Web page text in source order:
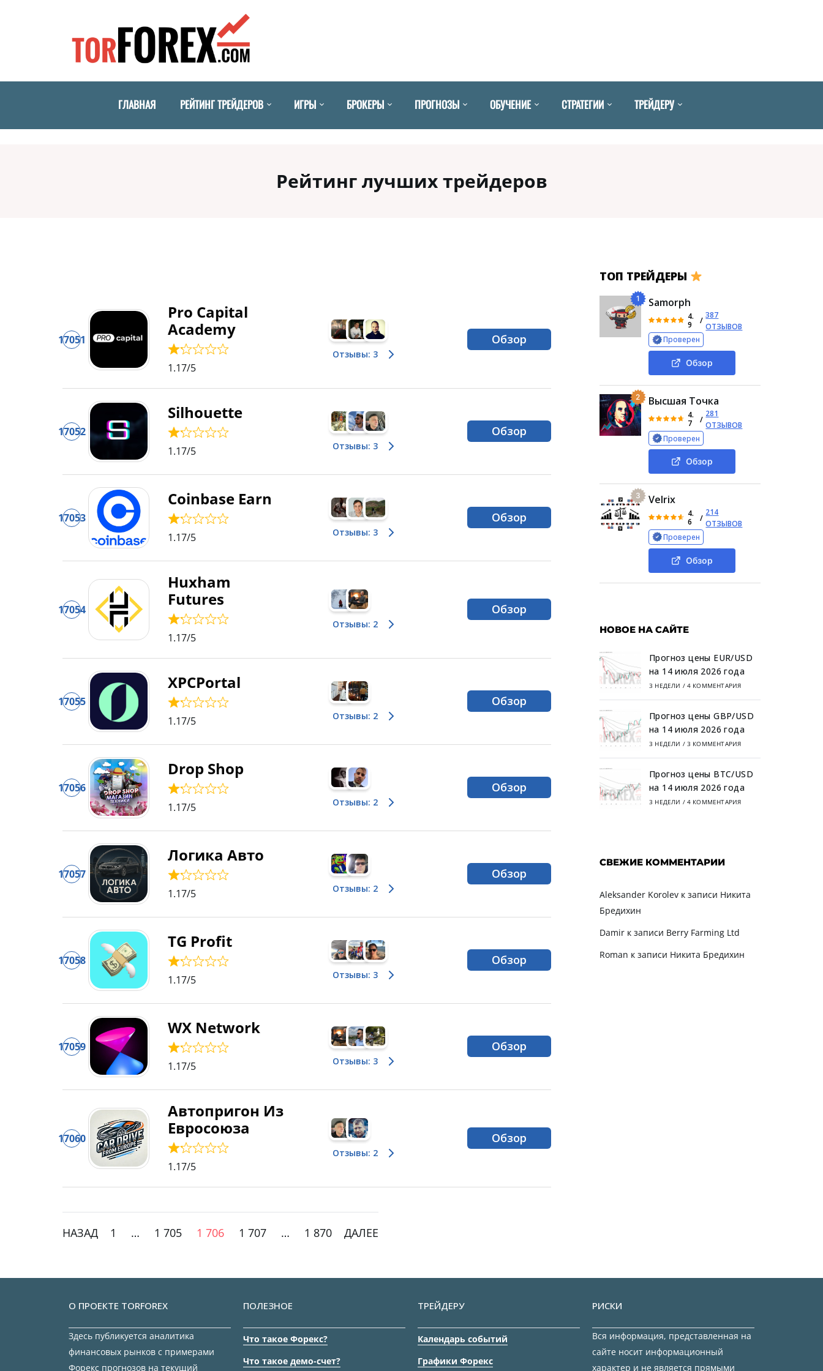
ГЛАВНАЯ РЕЙТИНГ ТРЕЙДЕРОВ ИГРЫ БРОКЕРЫ ПРОГНОЗЫ ОБУЧЕНИЕ СТРАТЕГИИ ТРЕЙДЕРУ
Рейтинг лучших трейдеров
17051
Pro Capital
Academy
1.17/5
Отзывы: 3
Обзор
17052
Silhouette
1.17/5 Отзывы: 3
Обзор
17053
Coinbase Earn
1.17/5 Отзывы: 3
Обзор
17054
Huxham
Futures
1.17/5
Отзывы: 2
Обзор
17055
XPCPortal
1.17/5 Отзывы: 2
Обзор
17056
Drop Shop
1.17/5 Отзывы: 2
Обзор
17057
Логика Авто
1.17/5 Отзывы: 2
Обзор
17058
TG Profit
1.17/5 Отзывы: 3
Обзор
17059
WX Network
1.17/5 Отзывы: 3
Обзор
17060
Автопригон Из
Евросоюза
1.17/5
Отзывы: 2
Обзор
НАЗАД 1 … 1 705 1 706 1 707 … 1 870 ДАЛЕЕ
ТОП ТРЕЙДЕРЫ
1 Samorph
4.
9
/
387
ОТЗЫВОВ
Проверен
Обзор
2 Высшая Точка
4.
7
/
281
ОТЗЫВОВ
Проверен
Обзор
3 Velrix
4.
6
/
214
ОТЗЫВОВ
Проверен
Обзор
НОВОЕ НА САЙТЕ
Прогноз цены EUR/USD
на 14 июля 2026 года
3 НЕДЕЛИ / 4 КОММЕНТАРИЯ
Прогноз цены GBP/USD
на 14 июля 2026 года
3 НЕДЕЛИ / 3 КОММЕНТАРИЯ
Прогноз цены BTC/USD
на 14 июля 2026 года
3 НЕДЕЛИ / 4 КОММЕНТАРИЯ
СВЕЖИЕ КОММЕНТАРИИ
Aleksander Korolevк записи Никита
Бредихин
Damirк записи Berry Farming Ltd
Roman к записи Никита Бредихин
О ПРОЕКТЕ TORFOREX
Здесь публикуется аналитика
финансовых рынков с примерами
Форекс прогнозов на текущий
ПОЛЕЗНОЕ
Что такое Форекс?
Что такое демо-счет?
ТРЕЙДЕРУ
Календарь событий
Графики Форекс
РИСКИ
Вся информация, представленная на
сайте носит информационный
характер и не является прямыми